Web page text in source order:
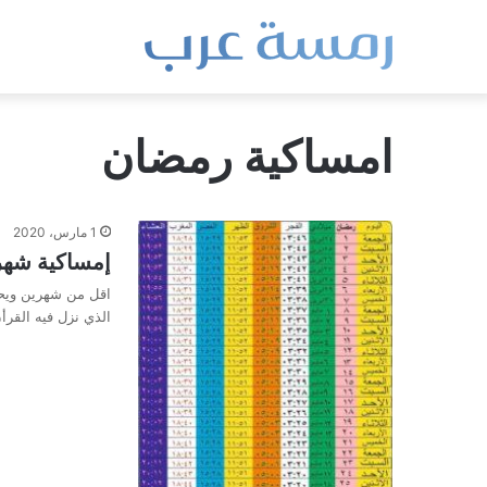
امساكية رمضان
1 مارس، 2020
إمساكية شهر
اقل من شهرين
الذي نزل فيه